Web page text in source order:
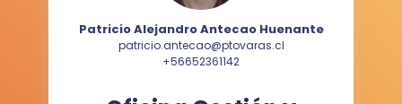
Patricio Alejandro Antecao Huenante
patricio.antecao@ptovaras.cl
+56652361142